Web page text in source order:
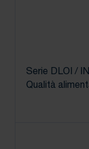
Serie DLOI /
Qualità